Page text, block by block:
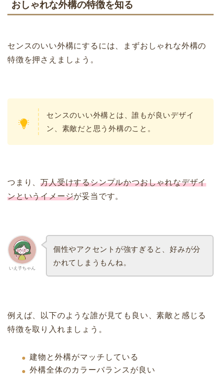
おしゃれな外構の特徴を知る
センスのいい外構にするには、まずおしゃれな外構の
特徴を押さえましょう。
センスのいい外構とは、誰もが良いデザイ
ン、素敵だと思う外構のこと。
つまり、万人受けするシンプルかつおしゃれなデザイ
ンというイメージが妥当です。
いえ子ちゃん
個性やアクセントが強すぎると、好みが分
かれてしまうもんね。
例えば、以下のような誰が見ても良い、素敵と感じる
特徴を取り入れましょう。
建物と外構がマッチしている
外構全体のカラーバランスが良い